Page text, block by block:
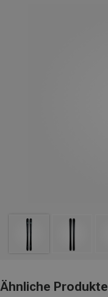
Ähnliche Produkte